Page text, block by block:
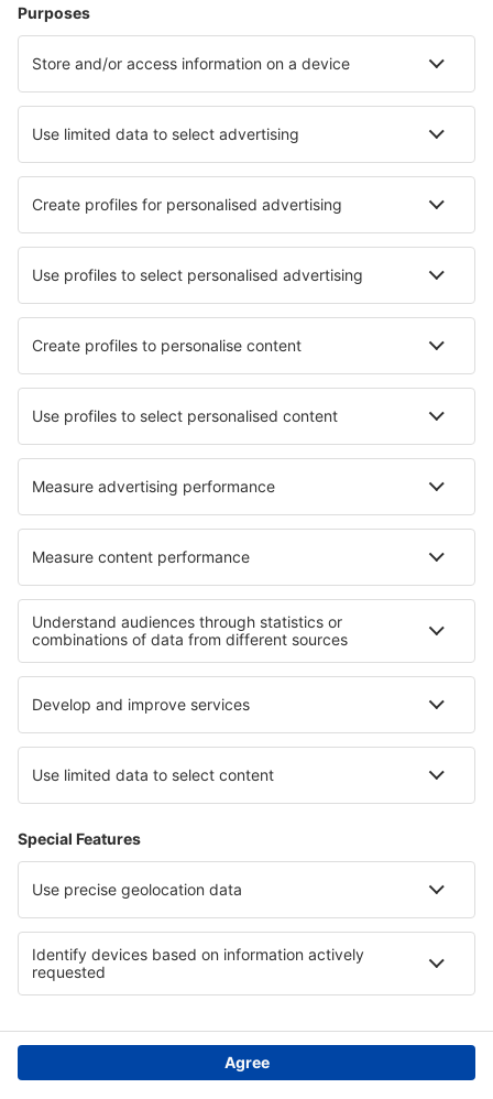
Vliegtickets
Verblijf
Vlucht+hotel
Hotels
Transfers
Attracties
Luchtvaartmaatschappijen
Brussels Airlines
Ryanair
Wizz Air
Tui Fly
Transavia
Over eSky
Algemene voorwaarden
Mijn boekingen
Privacykennisgeving
Ondersteuning en contact
Privacy
Landen
Internationale sites
eSky.eu eSky.com eDestinos.com